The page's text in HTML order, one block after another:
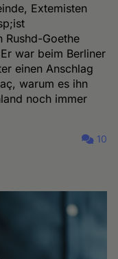
Extemisten
Rushd-Goethe
war beim Berliner
einen Anschlag
warum es ihn
noch immer
10